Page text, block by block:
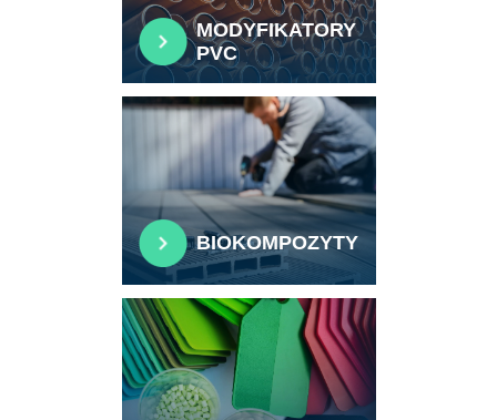
MODYFIKATORY
PVC
BIOKOMPOZYTY